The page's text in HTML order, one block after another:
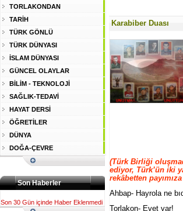
Karabiber Duası
(Türk Birliği
ediyor, Türk’ün iki
rekâbetten
Ahbap- Hayrola ne
Torlakon- Evet var!
TORLAKONDAN
TARİH
TÜRK GÖNLÜ
TÜRK DÜNYASI
İSLAM DÜNYASI
GÜNCEL OLAYLAR
BİLİM - TEKNOLOJİ
SAĞLIK-TEDAVİ
HAYAT DERSİ
ÖĞRETİLER
DÜNYA
DOĞA-ÇEVRE
Son Haberler
Son 30 Gün içinde Haber Eklenmedi